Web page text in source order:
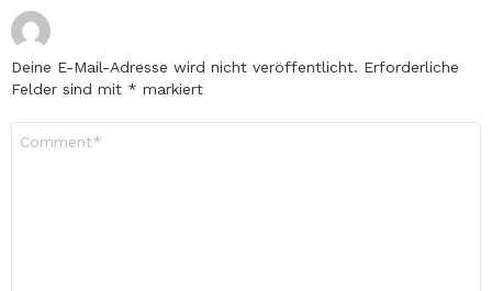
Deine E-Mail-Adresse wird nicht veröffentlicht. Erforderliche
Felder sind mit * markiert